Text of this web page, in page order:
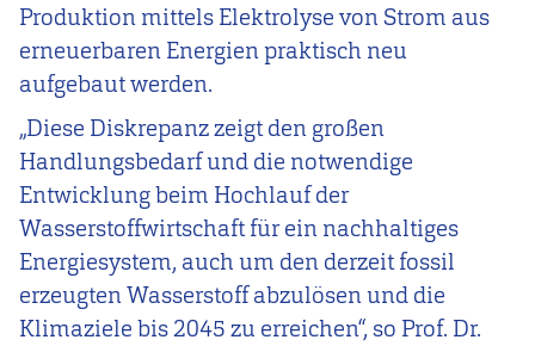
Produktion mittels Elektrolyse von Strom aus
erneuerbaren Energien praktisch neu
aufgebaut werden.
„Diese Diskrepanz zeigt den großen
Handlungsbedarf und die notwendige
Entwicklung beim Hochlauf der
Wasserstoffwirtschaft für ein nachhaltiges
Energiesystem, auch um den derzeit fossil
erzeugten Wasserstoff abzulösen und die
Klimaziele bis 2045 zu erreichen“, so Prof. Dr.